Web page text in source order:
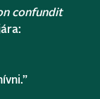
confundit